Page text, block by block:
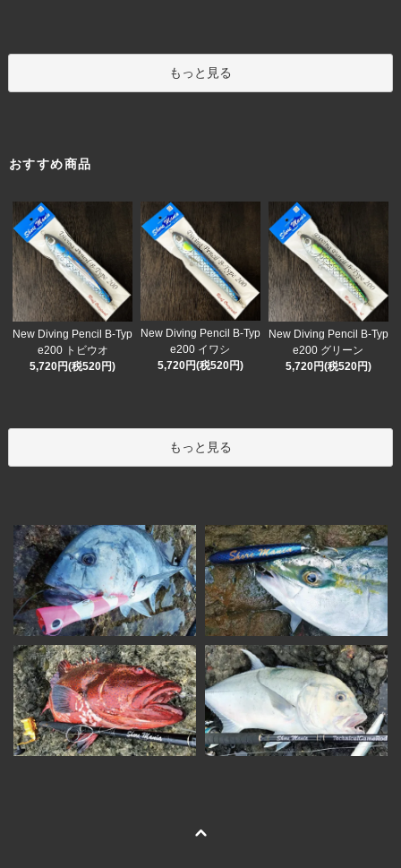
もっと見る
おすすめ商品
New Diving Pencil B-Typ
e200 トビウオ
5,720円(税520円)
New Diving Pencil B-Typ
e200 イワシ
5,720円(税520円)
New Diving Pencil B-Typ
e200 グリーン
5,720円(税520円)
もっと見る